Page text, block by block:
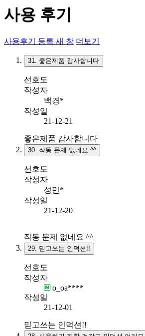
사용 후기
사용후기 등록 새 창 더보기
31. 좋은제품 감사합니다
선호도
작성자
백경*
작성일
21-12-21
좋은제품 감사합니다
30. 작동 문제 없네요 ^^
선호도
작성자
성민*
작성일
21-12-20
작동 문제 없네요 ^^
29. 믿고쓰는 인덕션!!
선호도
작성자
o_oa****
작성일
21-12-01
믿고쓰는 인덕션!!